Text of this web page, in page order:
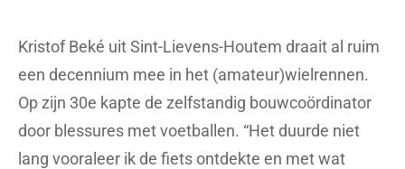
Kristof Beké uit Sint-Lievens-Houtem draait al ruim
een decennium mee in het (amateur)wielrennen.
Op zijn 30e kapte de zelfstandig bouwcoördinator
door blessures met voetballen. “Het duurde niet
lang vooraleer ik de fiets ontdekte en met wat